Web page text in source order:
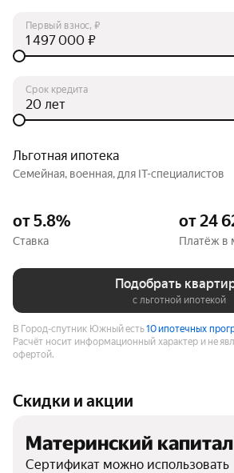
Первый взнос, ₽
₽
Срок кредита
лет
Льготная ипотека
Семейная, военная, для IT-специалистов
от 5.8%
Ставка
от 24
Платёж в
Подобрать
с льготной ипотекой
В Город-спутник Южный есть10 ипотечных
Расчёт носит информационный характер и не
офертой.
Скидки и акции
Материнский капитал
Сертификат можно использовать